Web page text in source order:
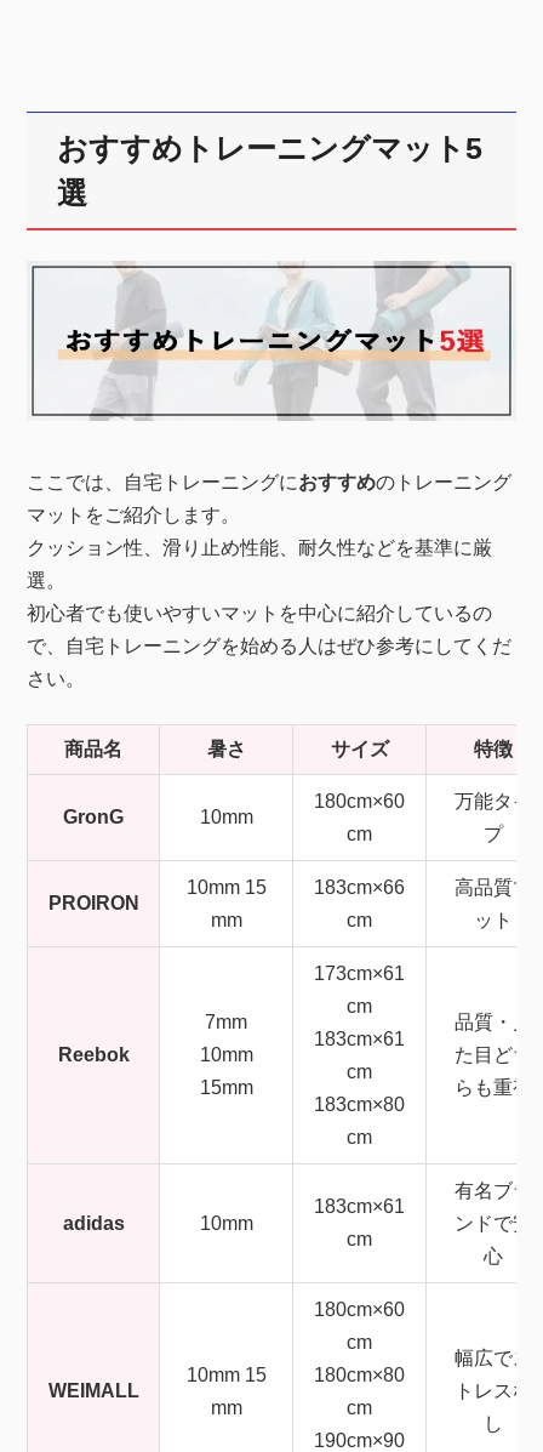
おすすめトレーニングマット5
選
ここでは、自宅トレーニングにおすすめのトレーニング
マットをご紹介します。
クッション性、滑り止め性能、耐久性などを基準に厳
選。
初心者でも使いやすいマットを中心に紹介しているの
で、自宅トレーニングを始める人はぜひ参考にしてくだ
さい。
商品名 暑さ サイズ 特徴
GronG 10mm
180cm×60
cm
万能タイ
プ
PROIRON
10mm 15
mm
183cm×66
cm
高品質マ
ット
Reebok
7mm
10mm
15mm
173cm×61
cm
183cm×61
cm
183cm×80
cm
品質・見
た目どち
らも重視
adidas 10mm
183cm×61
cm
有名ブラ
ンドで安
心
WEIMALL
10mm 15
mm
180cm×60
cm
180cm×80
cm
190cm×90
幅広でス
トレスな
し